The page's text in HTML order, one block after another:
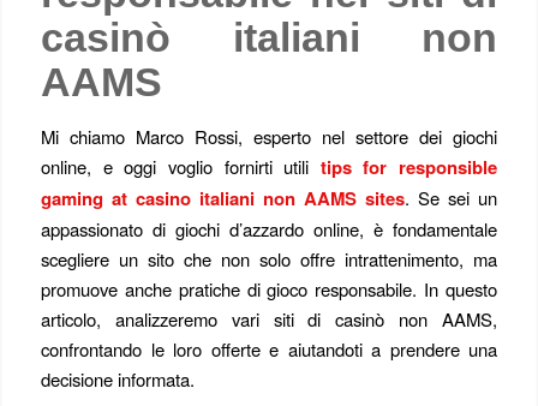
casinò italiani non
AAMS
Mi chiamo Marco Rossi, esperto nel settore dei giochi
online, e oggi voglio fornirti utili tips for responsible
gaming at casino italiani non AAMS sites. Se sei un
appassionato di giochi d’azzardo online, è fondamentale
scegliere un sito che non solo offre intrattenimento, ma
promuove anche pratiche di gioco responsabile. In questo
articolo, analizzeremo vari siti di casinò non AAMS,
confrontando le loro offerte e aiutandoti a prendere una
decisione informata.